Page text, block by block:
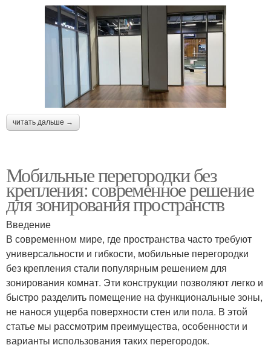
читать дальше →
Мобильные перегородки без
крепления: современное решение
для зонирования пространств
Введение
В современном мире, где пространства часто требуют
универсальности и гибкости, мобильные перегородки
без крепления стали популярным решением для
зонирования комнат. Эти конструкции позволяют легко и
быстро разделить помещение на функциональные зоны,
не нанося ущерба поверхности стен или пола. В этой
статье мы рассмотрим преимущества, особенности и
варианты использования таких перегородок.